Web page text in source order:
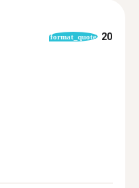
format_quote 20